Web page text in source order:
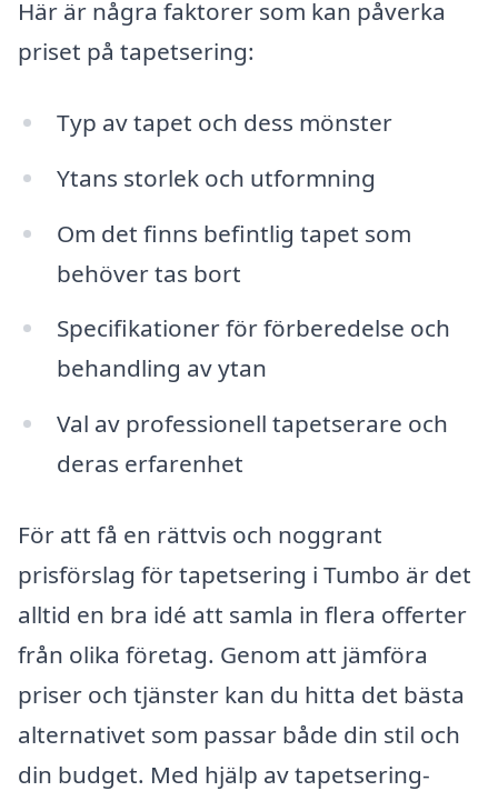
Här är några faktorer som kan påverka
priset på tapetsering:
Typ av tapet och dess mönster
Ytans storlek och utformning
Om det finns befintlig tapet som
behöver tas bort
Specifikationer för förberedelse och
behandling av ytan
Val av professionell tapetserare och
deras erfarenhet
För att få en rättvis och noggrant
prisförslag för tapetsering i Tumbo är det
alltid en bra idé att samla in flera offerter
från olika företag. Genom att jämföra
priser och tjänster kan du hitta det bästa
alternativet som passar både din stil och
din budget. Med hjälp av tapetsering-